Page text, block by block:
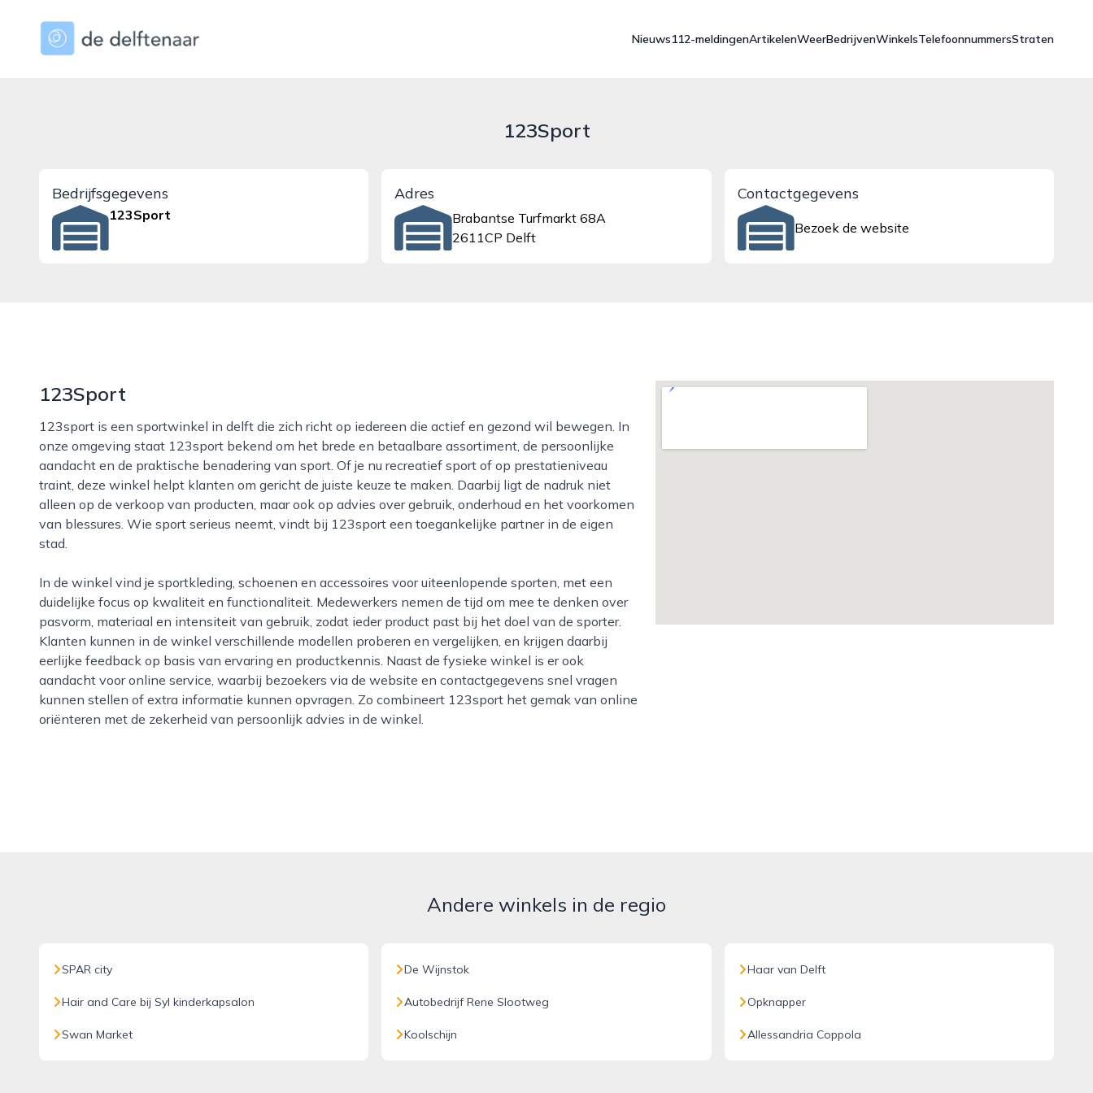
dedelftenaar.nl
Nieuws112-meldingenArtikelenWeerBedrijvenWinkelsTelefoonnummersStraten
123Sport
Bedrijfsgegevens
123Sport
Adres
Brabantse Turfmarkt 68A
2611CP Delft
Contactgegevens
Bezoek de website
123Sport
123sport is een sportwinkel in delft die zich richt op iedereen die actief en gezond wil bewegen. In
onze omgeving staat 123sport bekend om het brede en betaalbare assortiment, de persoonlijke
aandacht en de praktische benadering van sport. Of je nu recreatief sport of op prestatieniveau
traint, deze winkel helpt klanten om gericht de juiste keuze te maken. Daarbij ligt de nadruk niet
alleen op de verkoop van producten, maar ook op advies over gebruik, onderhoud en het voorkomen
van blessures. Wie sport serieus neemt, vindt bij 123sport een toegankelijke partner in de eigen
stad.
In de winkel vind je sportkleding, schoenen en accessoires voor uiteenlopende sporten, met een
duidelijke focus op kwaliteit en functionaliteit. Medewerkers nemen de tijd om mee te denken over
pasvorm, materiaal en intensiteit van gebruik, zodat ieder product past bij het doel van de sporter.
Klanten kunnen in de winkel verschillende modellen proberen en vergelijken, en krijgen daarbij
eerlijke feedback op basis van ervaring en productkennis. Naast de fysieke winkel is er ook
aandacht voor online service, waarbij bezoekers via de website en contactgegevens snel vragen
kunnen stellen of extra informatie kunnen opvragen. Zo combineert 123sport het gemak van online
oriënteren met de zekerheid van persoonlijk advies in de winkel.
Andere winkels in de regio
SPAR city
Hair and Care bij Syl kinderkapsalon
Swan Market
De Wijnstok
Autobedrijf Rene Slootweg
Koolschijn
Haar van Delft
Opknapper
Allessandria Coppola